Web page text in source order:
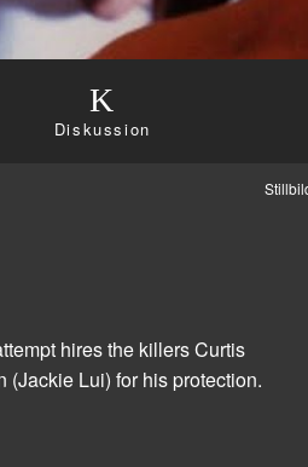
Diskussion
hires the killers Curtis
(Jackie Lui) for his protection.